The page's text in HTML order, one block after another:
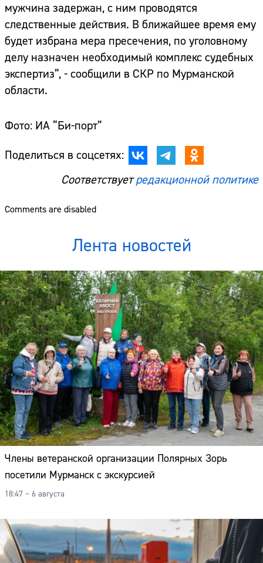
мужчина задержан, с ним проводятся
следственные действия. В ближайшее время ему
будет избрана мера пресечения, по уголовному
делу назначен необходимый комплекс судебных
экспертиз”, - сообщили в СКР по Мурманской
области.
Фото: ИА “Би-порт”
Поделиться в соцсетях:
Соответствуетредакционной политике
Comments are disabled
Лента новостей
Члены ветеранской организации Полярных Зорь
посетили Мурманск с экскурсией
18:47 – 6 августа